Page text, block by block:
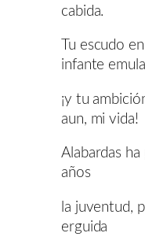
cabida.
Tu escudo
infante emula
¡y tu
aun, mi vida!
Alabardas
años
la juventud,
erguida